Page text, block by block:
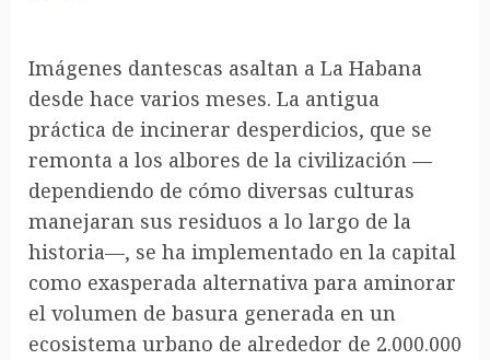
Imágenes dantescas asaltan a La Habana
desde hace varios meses. La antigua
práctica de incinerar desperdicios, que se
remonta a los albores de la civilización —
dependiendo de cómo diversas culturas
manejaran sus residuos a lo largo de la
historia—, se ha implementado en la capital
como exasperada alternativa para aminorar
el volumen de basura generada en un
ecosistema urbano de alrededor de 2.000.000